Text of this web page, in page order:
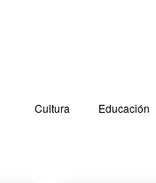
Cultura Educación